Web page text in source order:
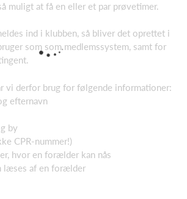
muligt at få en eller et par prøvetimer.
ind i klubben, så bliver det oprettet i
som som medlemssystem, samt for
vi derfor brug for følgende informationer:
efternavn
by
CPR-nummer!)
hvor en forælder kan nås
læses af en forælder